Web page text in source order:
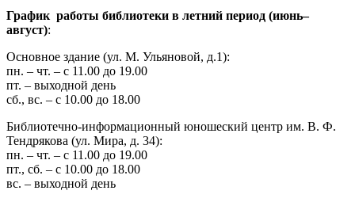
График работы библиотеки в летний период (июнь–
август):
Основное здание (ул. М. Ульяновой, д.1):
пн. – чт. – с 11.00 до 19.00
пт. – выходной день
сб., вс. – с 10.00 до 18.00
Библиотечно-информационный юношеский центр им. В. Ф.
Тендрякова (ул. Мира, д. 34):
пн. – чт. – с 11.00 до 19.00
пт., сб. – с 10.00 до 18.00
вс. – выходной день